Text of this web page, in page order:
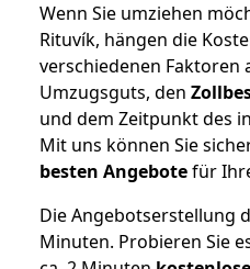
Wenn Sie umziehen
Rituvík, hängen die
verschiedenen Faktoren
Umzugsguts, den
und dem Zeitpunkt des
Mit uns können Sie
besten Angebotefür
Die Angebotserstellung
Minuten. Probieren Sie